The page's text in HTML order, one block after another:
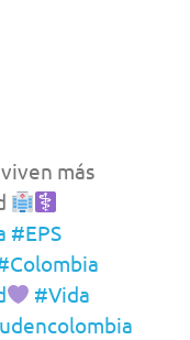
más
#EPS
#Vida